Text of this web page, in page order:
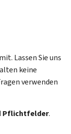
Lassen Sie uns
keine
verwenden
Pflichtfelder.